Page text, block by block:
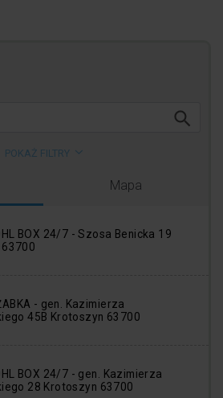
Rejestracja